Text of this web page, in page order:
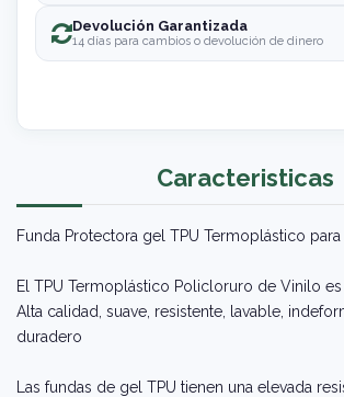
Devolución Garantizada
14 días para cambios o devolución de dinero
Caracteristicas
Funda Protectora gel TPU Termoplástico para
El TPU Termoplástico Policloruro de Vinilo
Alta calidad, suave, resistente, lavable,
duradero
Las fundas de gel TPU tienen una elevada